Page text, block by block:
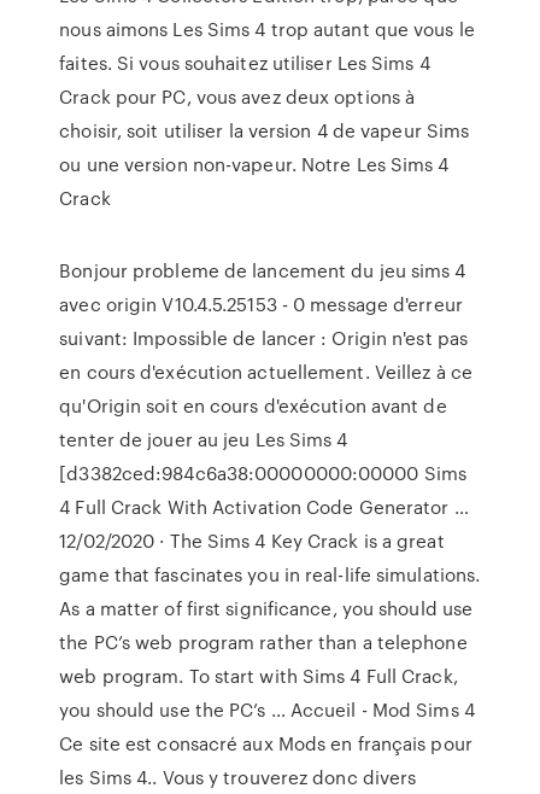
nous aimons Les Sims 4 trop autant que vous le
faites. Si vous souhaitez utiliser Les Sims 4
Crack pour PC, vous avez deux options à
choisir, soit utiliser la version 4 de vapeur Sims
ou une version non-vapeur. Notre Les Sims 4
Crack
Bonjour probleme de lancement du jeu sims 4
avec origin V10.4.5.25153 - 0 message d'erreur
suivant: Impossible de lancer : Origin n'est pas
en cours d'exécution actuellement. Veillez à ce
qu'Origin soit en cours d'exécution avant de
tenter de jouer au jeu Les Sims 4
[d3382ced:984c6a38:00000000:00000 Sims
4 Full Crack With Activation Code Generator …
12/02/2020 · The Sims 4 Key Crack is a great
game that fascinates you in real-life simulations.
As a matter of first significance, you should use
the PC’s web program rather than a telephone
web program. To start with Sims 4 Full Crack,
you should use the PC’s … Accueil - Mod Sims 4
Ce site est consacré aux Mods en français pour
les Sims 4.. Vous y trouverez donc divers